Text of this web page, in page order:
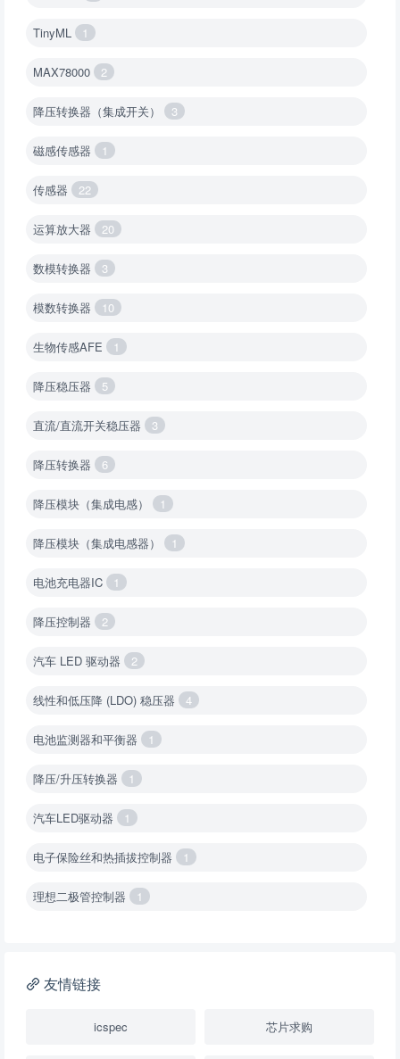
TinyML 1
MAX78000 2
降压转换器（集成开关） 3
磁感传感器 1
传感器 22
运算放大器 20
数模转换器 3
模数转换器 10
生物传感AFE 1
降压稳压器 5
直流/直流开关稳压器 3
降压转换器 6
降压模块（集成电感） 1
降压模块（集成电感器） 1
电池充电器IC 1
降压控制器 2
汽车 LED 驱动器 2
线性和低压降 (LDO) 稳压器 4
电池监测器和平衡器 1
降压/升压转换器 1
汽车LED驱动器 1
电子保险丝和热插拔控制器 1
理想二极管控制器 1
降压转换器（继承开关）
友情链接
icspec 芯片求购